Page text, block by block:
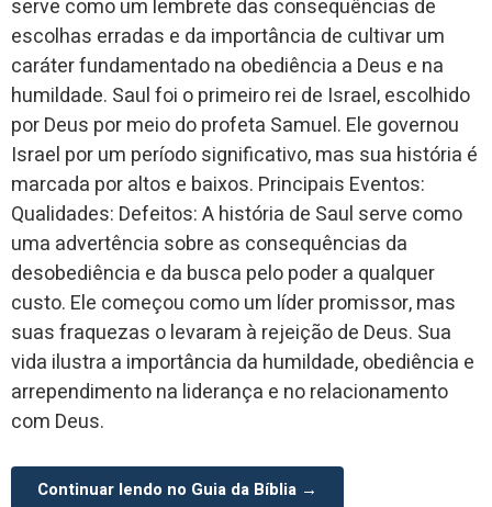
serve como um lembrete das consequências de
escolhas erradas e da importância de cultivar um
caráter fundamentado na obediência a Deus e na
humildade. Saul foi o primeiro rei de Israel, escolhido
por Deus por meio do profeta Samuel. Ele governou
Israel por um período significativo, mas sua história é
marcada por altos e baixos. Principais Eventos:
Qualidades: Defeitos: A história de Saul serve como
uma advertência sobre as consequências da
desobediência e da busca pelo poder a qualquer
custo. Ele começou como um líder promissor, mas
suas fraquezas o levaram à rejeição de Deus. Sua
vida ilustra a importância da humildade, obediência e
arrependimento na liderança e no relacionamento
com Deus.
Continuar lendo no Guia da Bíblia →